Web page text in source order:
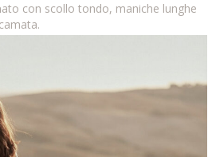
con scollo tondo, maniche lunghe